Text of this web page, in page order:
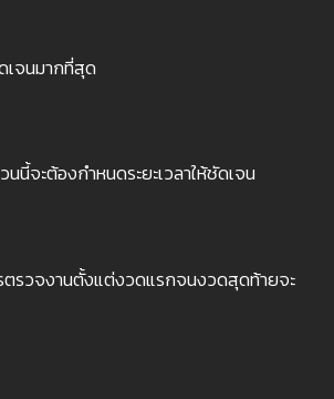
เจนมากที่สุด
นี้จะต้องกำหนดระยะเวลาให้ชัดเจน
รตรวจงานตั้งแต่งวดแรกจนงวดสุดท้ายจะ